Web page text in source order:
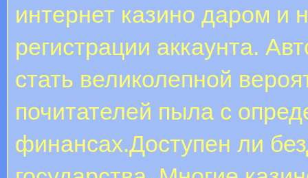
интернет казино даром и
регистрации аккаунта.
стать великолепной
почитателей пыла с
финансах.Доступен ли